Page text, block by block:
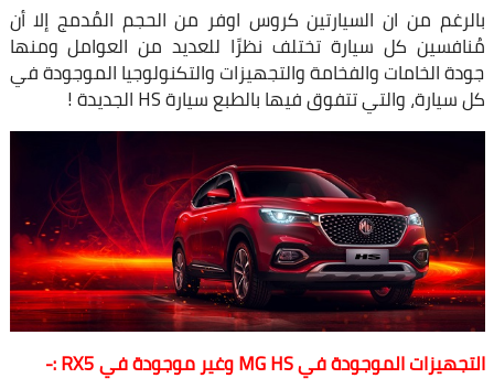
بالرغم من ان السيارتين كروس اوفر من الحجم المُدمج إلا أن
مُنافسين كل سيارة تختلف نظرًا للعديد من العوامل ومنها
جودة الخامات والفخامة والتجهيزات والتكنولوجيا الموجودة في
كل سيارة، والتي تتفوق فيها بالطبع سيارة HS الجديدة !
التجهيزات الموجودة في MG HS وغير موجودة في RX5 :-